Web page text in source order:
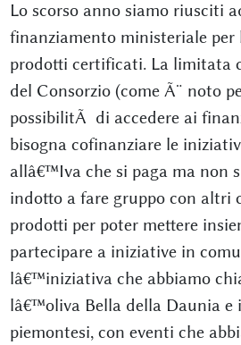
Lo scorso anno siamo riusciti
finanziamento ministeriale per
prodotti certificati. La limitata
del Consorzio (come Ã¨ noto
possibilitÃ di accedere ai
bisogna cofinanziare le
allâ€™Iva che si paga ma non
indotto a fare gruppo con altri
prodotti per poter mettere
partecipare a iniziative in
lâ€™iniziativa che abbiamo
lâ€™oliva Bella della Daunia e
piemontesi, con eventi che